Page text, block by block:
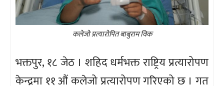
कलेजो प्रत्यारोपित बाबुराम विक
भक्तपुर, १८ जेठ । शहिद धर्मभक्त राष्ट्रिय प्रत्यारोपण
केन्द्रमा ११ औं कलेजो प्रत्यारोपण गरिएको छ । गत